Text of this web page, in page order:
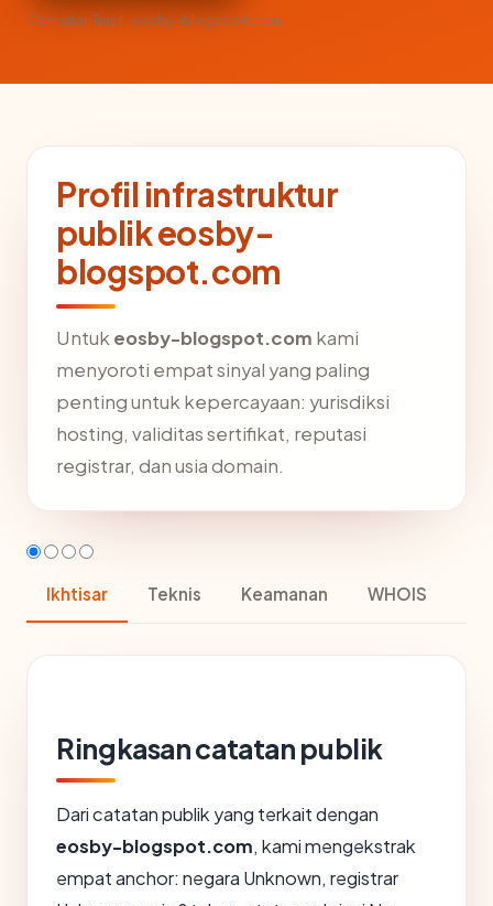
CemerlanTrust · eosby-blogspot.com
Profil infrastruktur
publik eosby-
blogspot.com
Untuk eosby-blogspot.com kami
menyoroti empat sinyal yang paling
penting untuk kepercayaan: yurisdiksi
hosting, validitas sertifikat, reputasi
registrar, dan usia domain.
Ikhtisar Teknis Keamanan WHOIS
Ringkasan catatan publik
Dari catatan publik yang terkait dengan
eosby-blogspot.com, kami mengekstrak
empat anchor: negara Unknown, registrar